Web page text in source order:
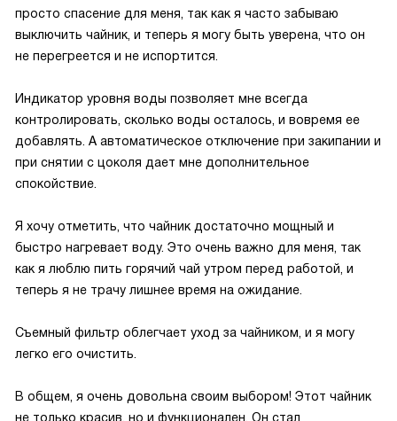
просто спасение для меня, так как я часто забываю
выключить чайник, и теперь я могу быть уверена, что он
не перегреется и не испортится.
Индикатор уровня воды позволяет мне всегда
контролировать, сколько воды осталось, и вовремя ее
добавлять. А автоматическое отключение при закипании и
при снятии с цоколя дает мне дополнительное
спокойствие.
Я хочу отметить, что чайник достаточно мощный и
быстро нагревает воду. Это очень важно для меня, так
как я люблю пить горячий чай утром перед работой, и
теперь я не трачу лишнее время на ожидание.
Съемный фильтр облегчает уход за чайником, и я могу
легко его очистить.
В общем, я очень довольна своим выбором! Этот чайник
не только красив, но и функционален. Он стал